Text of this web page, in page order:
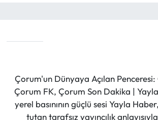
Çorum'un Dünyaya Açılan
Çorum FK, Çorum Son Dakika |
yerel basınının güçlü sesi Yayla
tutan tarafsız yayıncılık